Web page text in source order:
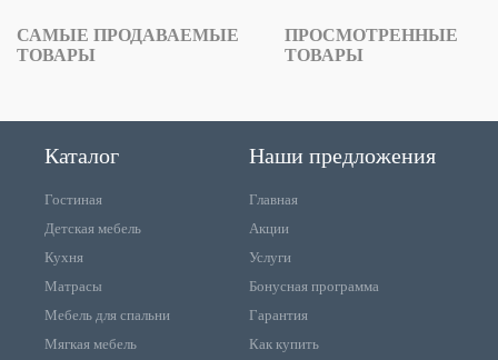
САМЫЕ ПРОДАВАЕМЫЕ
ТОВАРЫ
ПРОСМОТРЕННЫЕ
ТОВАРЫ
Каталог
Гостиная
Детская мебель
Кухня
Матрасы
Мебель для спальни
Мягкая мебель
Наши предложения
Главная
Акции
Услуги
Бонусная программа
Гарантия
Как купить